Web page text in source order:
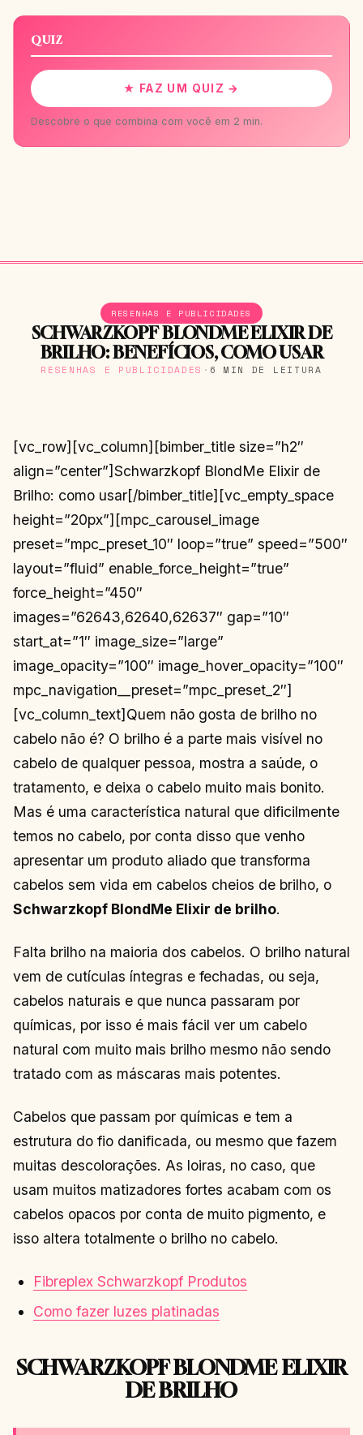
QUIZ
★ FAZ UM QUIZ →
Descobre o que combina com você em 2 min.
RESENHAS E PUBLICIDADES
SCHWARZKOPF BLONDME ELIXIR DE
BRILHO: BENEFÍCIOS, COMO USAR
RESENHAS E PUBLICIDADES · 6 MIN DE LEITURA
[vc_row][vc_column][bimber_title size=”h2″
align=”center”]Schwarzkopf BlondMe Elixir de
Brilho: como usar[/bimber_title][vc_empty_space
height=”20px”][mpc_carousel_image
preset=”mpc_preset_10″ loop=”true” speed=”500″
layout=”fluid” enable_force_height=”true”
force_height=”450″
images=”62643,62640,62637″ gap=”10″
start_at=”1″ image_size=”large”
image_opacity=”100″ image_hover_opacity=”100″
mpc_navigation__preset=”mpc_preset_2″]
[vc_column_text]Quem não gosta de brilho no
cabelo não é? O brilho é a parte mais visível no
cabelo de qualquer pessoa, mostra a saúde, o
tratamento, e deixa o cabelo muito mais bonito.
Mas é uma característica natural que dificilmente
temos no cabelo, por conta disso que venho
apresentar um produto aliado que transforma
cabelos sem vida em cabelos cheios de brilho, o
Schwarzkopf BlondMe Elixir de brilho.
Falta brilho na maioria dos cabelos. O brilho natural
vem de cutículas íntegras e fechadas, ou seja,
cabelos naturais e que nunca passaram por
químicas, por isso é mais fácil ver um cabelo
natural com muito mais brilho mesmo não sendo
tratado com as máscaras mais potentes.
Cabelos que passam por químicas e tem a
estrutura do fio danificada, ou mesmo que fazem
muitas descolorações. As loiras, no caso, que
usam muitos matizadores fortes acabam com os
cabelos opacos por conta de muito pigmento, e
isso altera totalmente o brilho no cabelo.
Fibreplex Schwarzkopf Produtos
Como fazer luzes platinadas
SCHWARZKOPF BLONDME ELIXIR
DE BRILHO